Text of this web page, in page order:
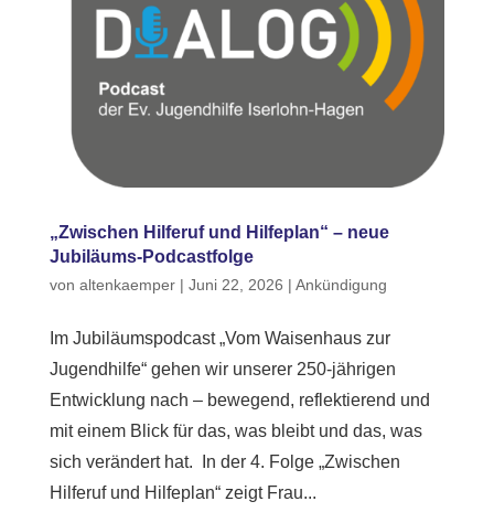
„Zwischen Hilferuf und Hilfeplan“ – neue
Jubiläums-Podcastfolge
von altenkaemper| Juni 22, 2026 | Ankündigung
Im Jubiläumspodcast „Vom Waisenhaus zur
Jugendhilfe“ gehen wir unserer 250-jährigen
Entwicklung nach – bewegend, reflektierend und
mit einem Blick für das, was bleibt und das, was
sich verändert hat. In der 4. Folge „Zwischen
Hilferuf und Hilfeplan“ zeigt Frau...